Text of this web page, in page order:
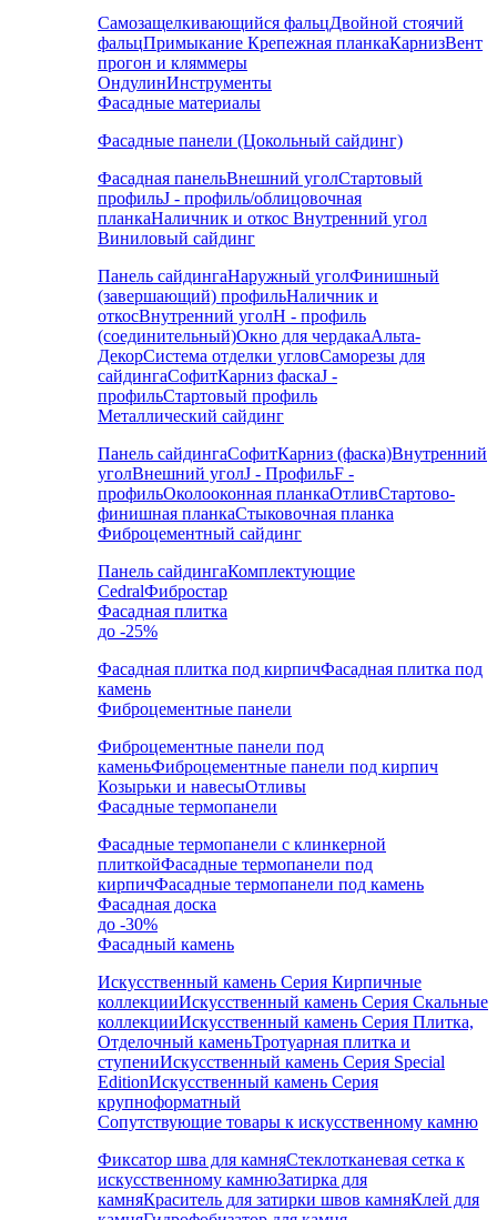
Самозащелкивающийся фальцДвойной стоячий
фальцПримыкание Крепежная планкаКарнизВент
прогон и кляммеры
ОндулинИнструменты
Фасадные материалы
Фасадные панели (Цокольный сайдинг)
Фасадная панельВнешний уголСтартовый
профильJ - профиль/облицовочная
планкаНаличник и откос Внутренний угол
Виниловый сайдинг
Панель сайдингаНаружный уголФинишный
(завершающий) профильНаличник и
откосВнутренний уголH - профиль
(соединительный)Окно для чердакаАльта-
ДекорСистема отделки угловСаморезы для
сайдингаСофитКарниз фаскаJ -
профильСтартовый профиль
Металлический сайдинг
Панель сайдингаСофитКарниз (фаска)Внутренний
уголВнешний уголJ - ПрофильF -
профильОколооконная планкаОтливСтартово-
финишная планкаСтыковочная планка
Фиброцементный сайдинг
Панель сайдингаКомплектующие
CedralФибростар
Фасадная плитка
до -25%
Фасадная плитка под кирпичФасадная плитка под
камень
Фиброцементные панели
Фиброцементные панели под
каменьФиброцементные панели под кирпич
Козырьки и навесыОтливы
Фасадные термопанели
Фасадные термопанели с клинкерной
плиткойФасадные термопанели под
кирпичФасадные термопанели под камень
Фасадная доска
до -30%
Фасадный камень
Искусственный камень Серия Кирпичные
коллекцииИскусственный камень Серия Скальные
коллекцииИскусственный камень Серия Плитка,
Отделочный каменьТротуарная плитка и
ступениИскусственный камень Серия Special
EditionИскусственный камень Серия
крупноформатный
Сопутствующие товары к искусственному камню
Фиксатор шва для камняСтеклотканевая сетка к
искусственному камнюЗатирка для
камняКраситель для затирки швов камняКлей для